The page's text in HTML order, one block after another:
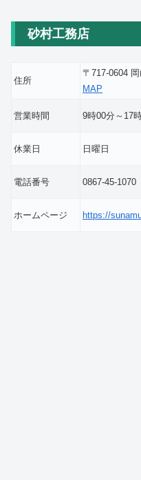
砂村工務店
住所
〒717-0604
MAP
営業時間 9時00分～17
休業日 日曜日
電話番号 0867-45-1070
ホームページ https://